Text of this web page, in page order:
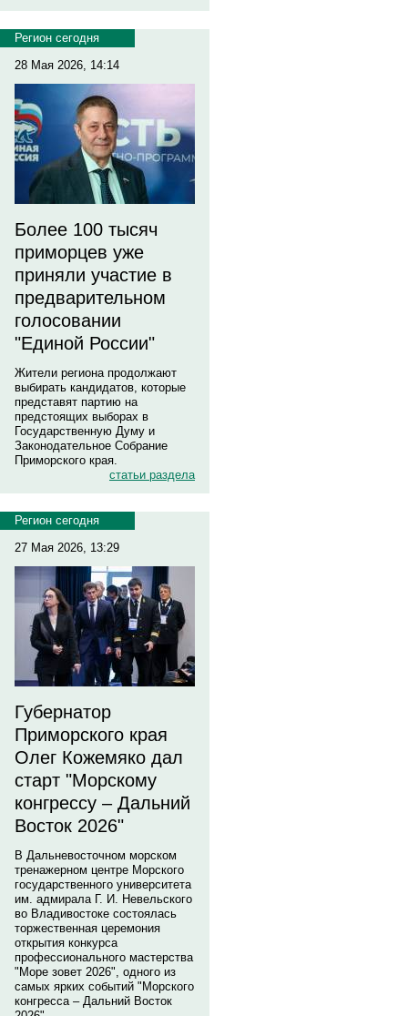
Регион сегодня
28 Мая 2026, 14:14
Более 100 тысяч
приморцев уже
приняли участие в
предварительном
голосовании
"Единой России"
Жители региона продолжают
выбирать кандидатов, которые
представят партию на
предстоящих выборах в
Государственную Думу и
Законодательное Собрание
Приморского края.
статьи раздела
Регион сегодня
27 Мая 2026, 13:29
Губернатор
Приморского края
Олег Кожемяко дал
старт "Морскому
конгрессу – Дальний
Восток 2026"
В Дальневосточном морском
тренажерном центре Морского
государственного университета
им. адмирала Г. И. Невельского
во Владивостоке состоялась
торжественная церемония
открытия конкурса
профессионального мастерства
"Море зовет 2026", одного из
самых ярких событий "Морского
конгресса – Дальний Восток